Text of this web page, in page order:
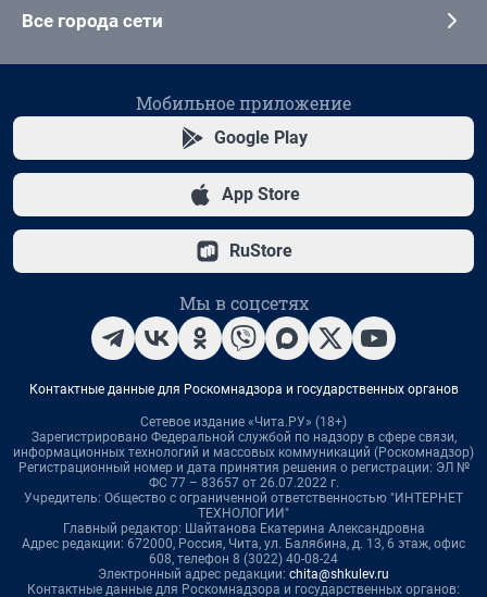
Все города сети
Мобильное приложение
Google Play
App Store
RuStore
Мы в соцсетях
Контактные данные для Роскомнадзора и государственных органов
Сетевое издание «Чита.РУ» (18+)
Зарегистрировано Федеральной службой по надзору в сфере связи,
информационных технологий и массовых коммуникаций (Роскомнадзор)
Регистрационный номер и дата принятия решения о регистрации: ЭЛ №
ФС 77 – 83657 от 26.07.2022 г.
Учредитель: Общество с ограниченной ответственностью "ИНТЕРНЕТ
ТЕХНОЛОГИИ"
Главный редактор: Шайтанова Екатерина Александровна
Адрес редакции: 672000, Россия, Чита, ул. Балябина, д. 13, 6 этаж, офис
608, телефон 8 (3022) 40-08-24
Электронный адрес редакции: chita@shkulev.ru
Контактные данные для Роскомнадзора и государственных органов: